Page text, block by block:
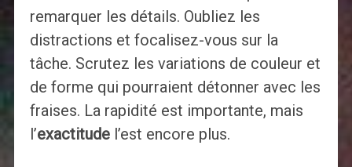
remarquer les détails. Oubliez les
distractions et focalisez-vous sur la
tâche. Scrutez les variations de couleur et
de forme qui pourraient détonner avec les
fraises. La rapidité est importante, mais
l’exactitudel’est encore plus.